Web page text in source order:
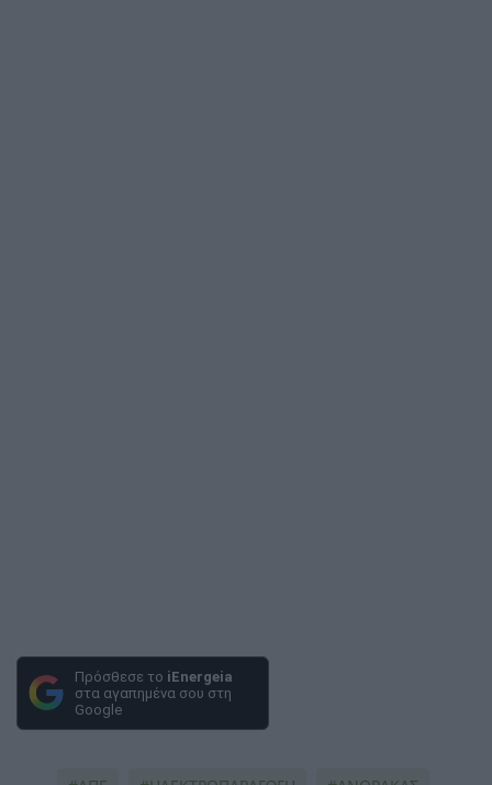
Πρόσθεσε το iEnergeia
στα αγαπημένα σου στη
Google